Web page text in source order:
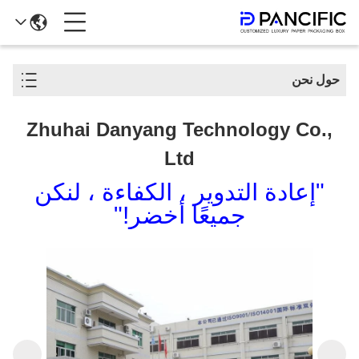
حول نحن
Zhuhai Danyang Technology Co.,
Ltd
"إعادة التدوير ، الكفاءة ، لنكن
جميعًا أخضر!"